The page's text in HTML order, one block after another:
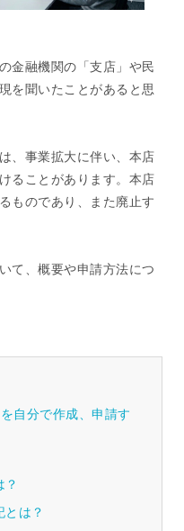
金融機関の「支店」や民
を聞いたことがあると思
、事業拡大に伴い、本店
ることがあります。本店
ものであり、また廃止す
て、概要や申請方法につ
自分で作成、申請す
？
とは？